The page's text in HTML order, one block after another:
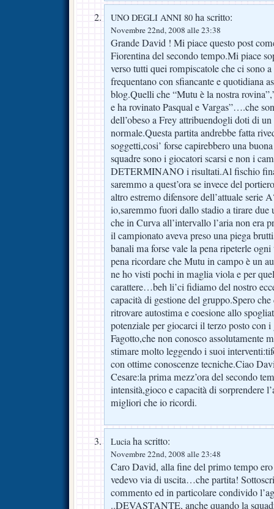
UNO DEGLI ANNI 80 ha scritto:
Novembre 22nd, 2008 alle 23:38
Grande David ! Mi piace questo post
Fiorentina del secondo tempo.Mi piace
verso tutti quei rompiscatole che ci sono
frequentano con sfiancante e quotidiana
blog.Quelli che “Mutu è la nostra
e ha rovinato Pasqual e Vargas”….che
dell’obeso a Frey attribuendogli doti di
normale.Questa partita andrebbe fatta
soggetti,cosi’ forse capirebbero una
squadre sono i giocatori scarsi e non i
DETERMINANO i risultati.Al fischio
saremmo a quest’ora se invece del
altro estremo difensore dell’attuale serie
io,saremmo fuori dallo stadio a tirare
che in Curva all’intervallo l’aria non era
il campionato aveva preso una piega
banali ma forse vale la pena ripeterle
pena ricordare che Mutu in campo è un
ne ho visti pochi in maglia viola e per
carattere…beh li’ci fidiamo del nostro
capacità di gestione del gruppo.Spero che
ritrovare autostima e coesione allo
potenziale per giocarci il terzo posto con
Fagotto,che non conosco assolutamente
stimare molto leggendo i suoi
con ottime conoscenze tecniche.Ciao
Cesare:la prima mezz’ora del secondo
intensità,gioco e capacità di sorprendere
migliori che io ricordi.
Luciaha scritto:
Novembre 22nd, 2008 alle 23:48
Caro David, alla fine del primo tempo
vedevo via di uscita…che partita!
commento ed in particolare condivido
..DEVASTANTE, anche quando la